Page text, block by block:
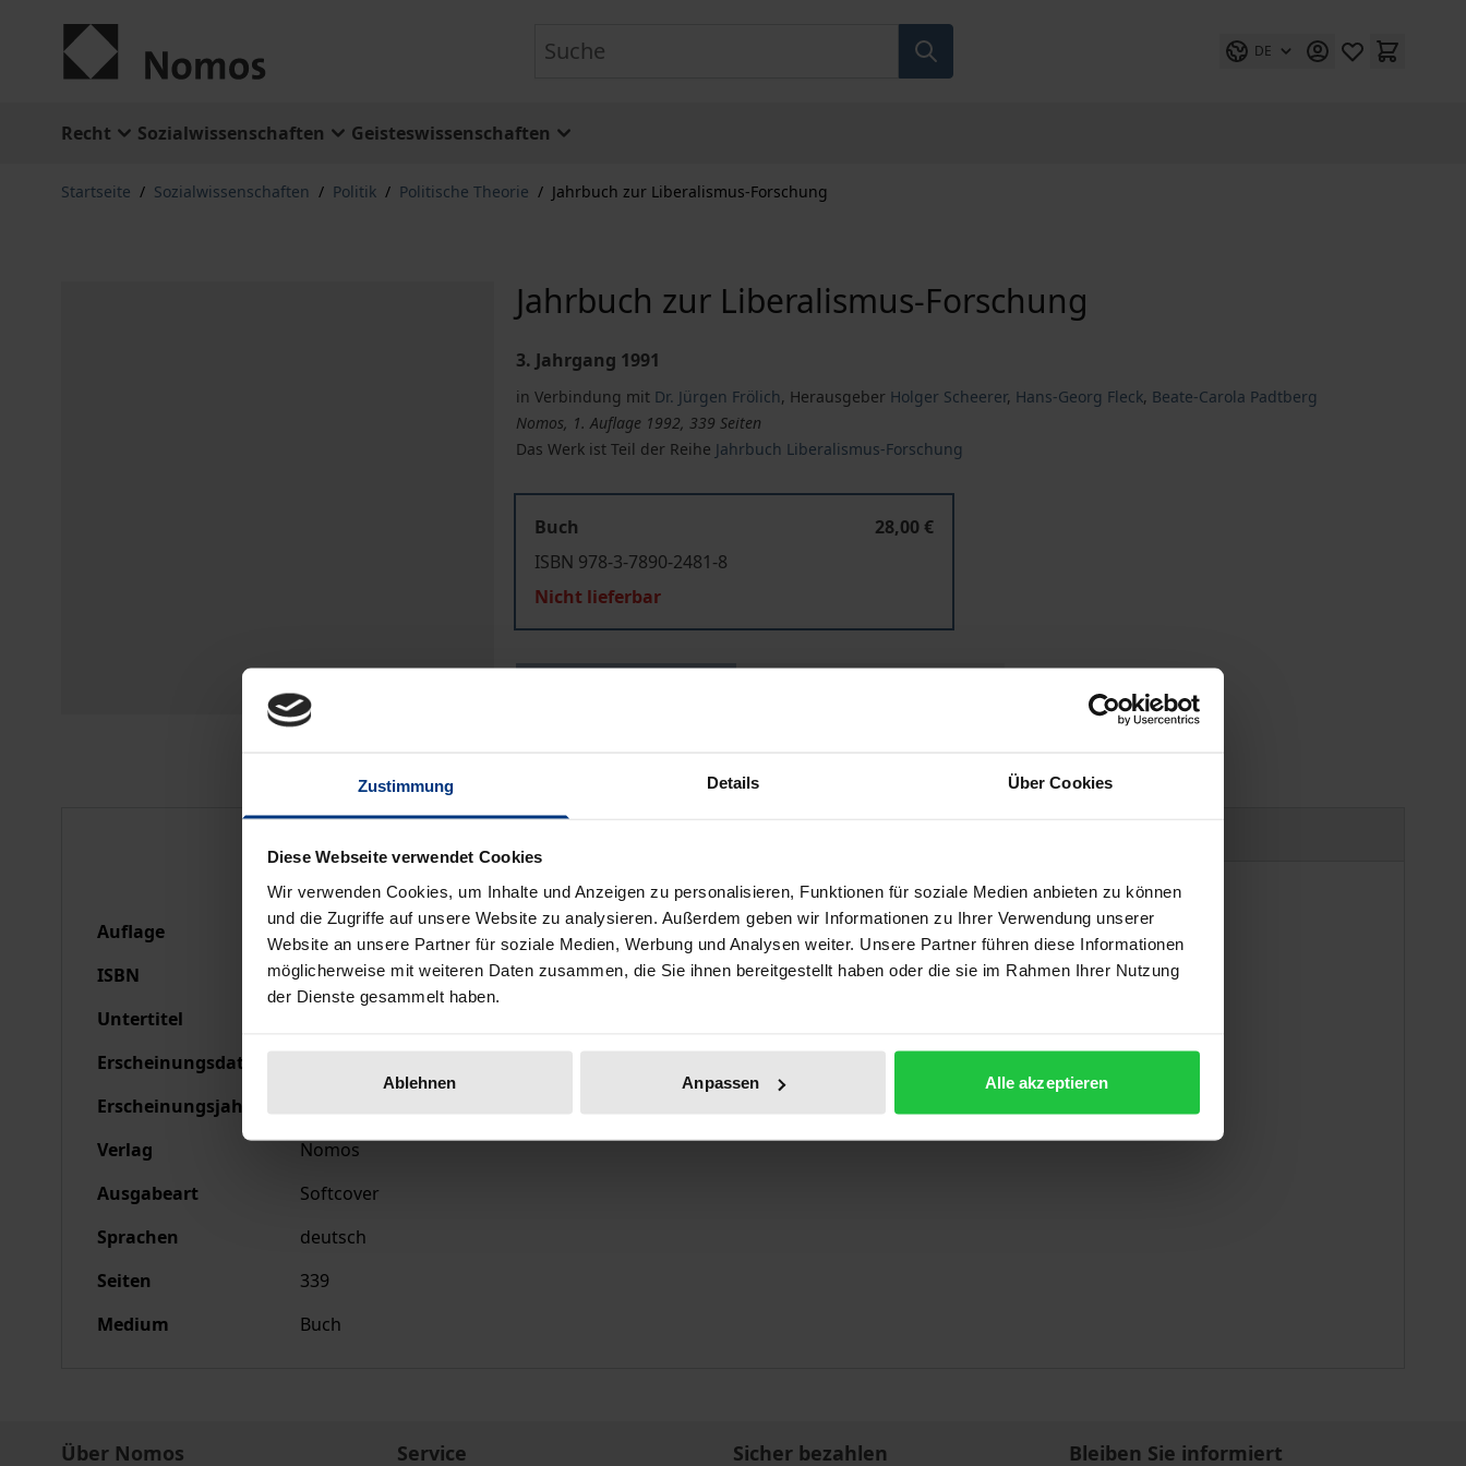
Zustimmung Details Über Cookies
Diese Webseite verwendet Cookies
Wir verwenden Cookies, um Inhalte und Anzeigen zu personalisieren, Funktionen für soziale Medien anbieten zu können
und die Zugriffe auf unsere Website zu analysieren. Außerdem geben wir Informationen zu Ihrer Verwendung unserer
Website an unsere Partner für soziale Medien, Werbung und Analysen weiter. Unsere Partner führen diese Informationen
möglicherweise mit weiteren Daten zusammen, die Sie ihnen bereitgestellt haben oder die sie im Rahmen Ihrer Nutzung
der Dienste gesammelt haben.
Ablehnen Anpassen Alle akzeptieren
DE
Recht Sozialwissenschaften Geisteswissenschaften
Startseite / Sozialwissenschaften / Politik / Politische Theorie / Jahrbuch zur Liberalismus-Forschung
Jahrbuch zur Liberalismus-Forschung
3. Jahrgang 1991
in Verbindung mit Dr. Jürgen Frölich, Herausgeber Holger Scheerer, Hans-Georg Fleck, Beate-Carola Padtberg
Nomos, 1. Auflage 1992, 339 Seiten
Das Werk ist Teil der Reihe Jahrbuch Liberalismus-Forschung
Buch
28,00 €
ISBN 978-3-7890-2481-8
Nicht lieferbar
Auflage
1
ISBN
978-3-7890-2481-8
Untertitel
Erscheinungsdatum
Erscheinungsjahr
Verlag
Nomos
Ausgabeart
Softcover
Sprachen
deutsch
Seiten
339
Medium
Buch
Über Nomos Service Sicher bezahlen Bleiben Sie informiert